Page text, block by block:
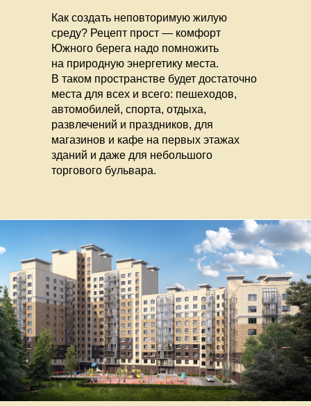
Как создать неповторимую жилую
среду? Рецепт прост — комфорт
Южного берега надо помножить
на природную энергетику места.
В таком пространстве будет достаточно
места для всех и всего: пешеходов,
автомобилей, спорта, отдыха,
развлечений и праздников, для
магазинов и кафе на первых этажах
зданий и даже для небольшого
торгового бульвара.